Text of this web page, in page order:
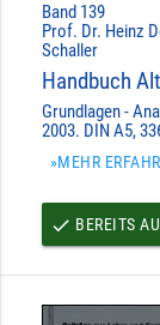
Band 139
Prof. Dr. Heinz
Schaller
Handbuch
Grundlagen -
2003. DIN A5,
»MEHR
done BEREITS